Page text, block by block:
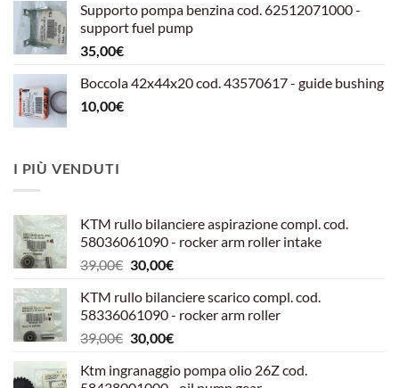
era:
599,00€.
è:
540,00€.
Supporto pompa benzina cod. 62512071000 -
support fuel pump
35,00€
Boccola 42x44x20 cod. 43570617 - guide bushing
10,00€
I PIÙ VENDUTI
KTM rullo bilanciere aspirazione compl. cod.
58036061090 - rocker arm roller intake
39,00€ Il
originale
era:
39,00€.
30,00€Il
attuale
è:
30,00€.
KTM rullo bilanciere scarico compl. cod.
58336061090 - rocker arm roller
39,00€ Il
originale
30,00€Il
attuale
Ktm ingranaggio pompa olio 26Z cod.